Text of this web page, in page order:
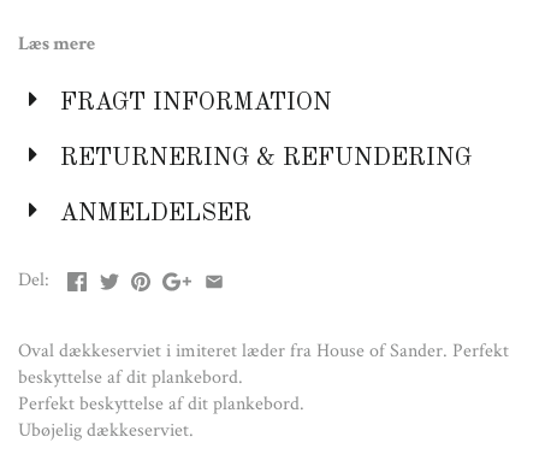
Mørkegrå
Læs mere
FRAGT INFORMATION
RETURNERING & REFUNDERING
ANMELDELSER
Del:
Oval dækkeserviet i imiteret læder fra House of Sander. Perfekt
beskyttelse af dit plankebord.
Perfekt beskyttelse af dit plankebord.
Ubøjelig dækkeserviet.